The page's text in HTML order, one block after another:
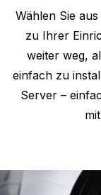
Wählen Sie
zu Ihrer
weiter weg,
einfach zu
Server –